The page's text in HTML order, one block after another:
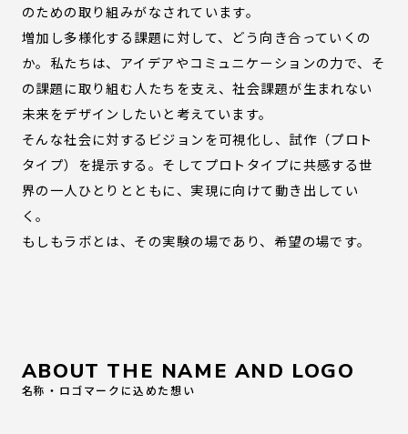
のための取り組みがなされています。
増加し多様化する課題に対して、どう向き合っていくの
か。私たちは、アイデアやコミュニケーションの力で、そ
の課題に取り組む人たちを支え、社会課題が生まれない
未来をデザインしたいと考えています。
そんな社会に対するビジョンを可視化し、試作（プロト
タイプ）を提示する。そしてプロトタイプに共感する世
界の一人ひとりとともに、実現に向けて動き出してい
く。
もしもラボとは、その実験の場であり、希望の場です。
ABOUT THE NAME AND LOGO
名称・ロゴマークに込めた想い